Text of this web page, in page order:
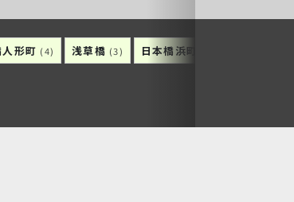
人形町 (4) 浅草橋 (3) 日本橋浜町